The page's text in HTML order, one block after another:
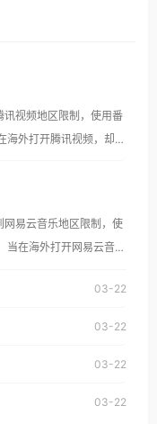
视频地区限制，使用番
地区及版权限制问题，且
决「海外用户收听腾讯
亚、欧洲等国家和地区
易云音乐地区限制，使
等国家和地区时，网易
遇到这个问题
制」的问题，无论人在
03-22
03-22
03-22
03-22